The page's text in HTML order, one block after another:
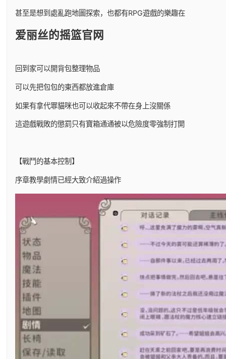
甚至是想到處亂跑地圖探索，也都有RPG遊戲的樂趣在
爱丽丝的摇篮官网
回到家可以開背包整理物品
可以先把包包的東西都放進倉庫
如果有拿代罪貓咪也可以收起來不帶在身上沒關係
這遊戲戰敗的懲罰只有寶箱通通被以危險度零強制打開
【戰鬥的基本控制】
序章教學劇情已經大致介紹過操作